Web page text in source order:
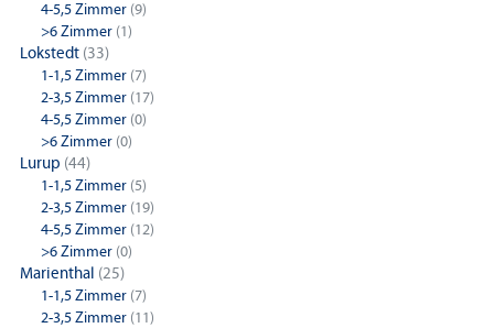
4-5,5 Zimmer (9)
>6 Zimmer (1)
Lokstedt (33)
1-1,5 Zimmer (7)
2-3,5 Zimmer (17)
4-5,5 Zimmer (0)
>6 Zimmer (0)
Lurup (44)
1-1,5 Zimmer (5)
2-3,5 Zimmer (19)
4-5,5 Zimmer (12)
>6 Zimmer (0)
Marienthal (25)
1-1,5 Zimmer (7)
2-3,5 Zimmer (11)